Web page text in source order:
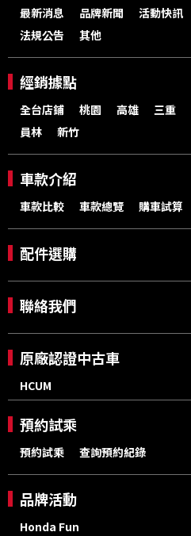
最新消息 品牌新聞 活動快訊
法規公告
其他
經銷據點
全台店鋪 桃園 高雄 三重
員林
新竹
車款介紹
車款比較 車款總覽 購車試算
配件選購
聯絡我們
原廠認證中古車
HCUM
預約試乘
預約試乘 查詢預約紀錄
品牌活動
Honda Fun